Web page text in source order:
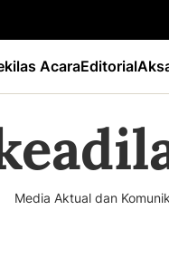
AcaraEditorial
Media Aktual dan